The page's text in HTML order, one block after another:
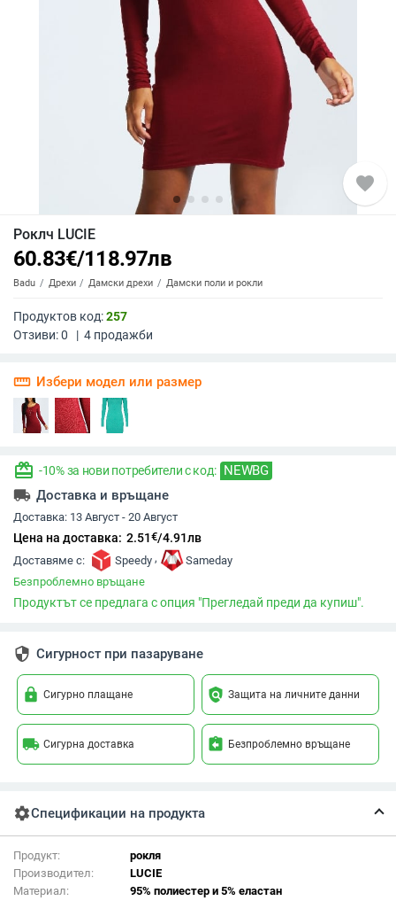
favorite
Роклч LUCIE
60.83€/118.97лв
Badu Дрехи Дамски дрехи Дамски поли и рокли
Продуктов код:257
Отзиви:0 | 4 продажби
straighten Избери модел или размер
redeem -10% за нови потребители с код: NEWBG
local_shipping Доставка и връщане
Доставка: 13 Август - 20 Август
Цена на доставка: 2.51€/4.91лв
Доставяме с: Speedy ,
Sameday
Безпроблемно връщане
Продуктът се предлага с опция "Прегледай преди да купиш".
security Сигурност при пазаруване
lock Сигурно плащане policy Защита на личните данни
local_shipping Сигурна доставка assignment_return Безпроблемно връщане
settingsСпецификации на продукта
Продукт:
рокля
Производител:
LUCIE
Материал:
95% полиестер и 5% еластан